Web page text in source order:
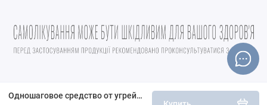
Одношаговое средство от угрей, максимальная сила, без спирта, Stridex, 90 мягких салфеток